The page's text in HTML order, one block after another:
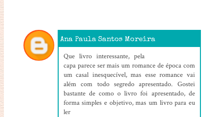
Ana Paula Santos Moreira
Que livro interessante, pela
capa parece ser mais um romance de época com
um casal inesquecível, mas esse romance vai
além com todo segredo apresentado. Gostei
bastante de como o livro foi apresentado, de
forma simples e objetivo, mas um livro para eu
ler